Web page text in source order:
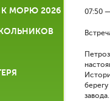
МОРЮ 2026 07:50